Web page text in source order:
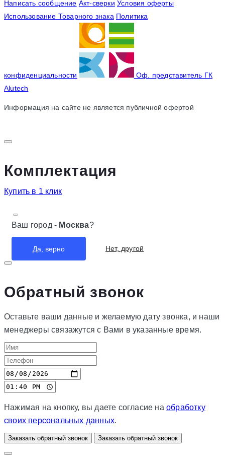
Написать сообщение Акт-сверки Условия оферты
Использование Товарного знака Политика
конфиденциальности
Оф. представитель ГК
Alutech
Информация на сайте не является публичной офертой
Комплектация
Купить в 1 клик
Ваш город - Москва?
Да, верно Нет, другой
Обратный звонок
Оставьте ваши данные и желаемую дату звонка, и наши
менеджеры связажутся с Вами в указанные время.
Нажимая на кнопку, вы даете согласие наобработку
своих персональных данных.
Заказать обратный звонок Заказать обратный звонок